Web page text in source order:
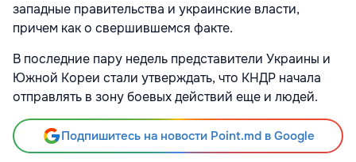
западные правительства и украинские власти,
причем как о свершившемся факте.
В последние пару недель представители Украины и
Южной Кореи стали утверждать, что КНДР начала
отправлять в зону боевых действий еще и людей.
Подпишитесь на новости Point.md в Google